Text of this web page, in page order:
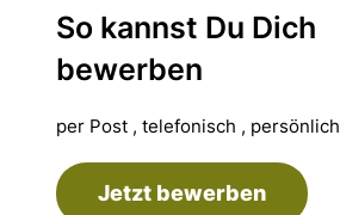
So kannst Du Dich
bewerben
per Post , telefonisch , persönlich
Jetzt bewerben